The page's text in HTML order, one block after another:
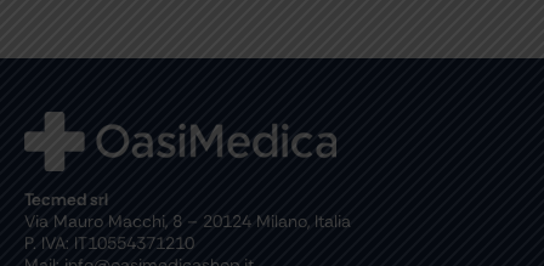
Tecmed srl
Via Mauro Macchi, 8 – 20124 Milano, Italia
P. IVA: IT10554371210